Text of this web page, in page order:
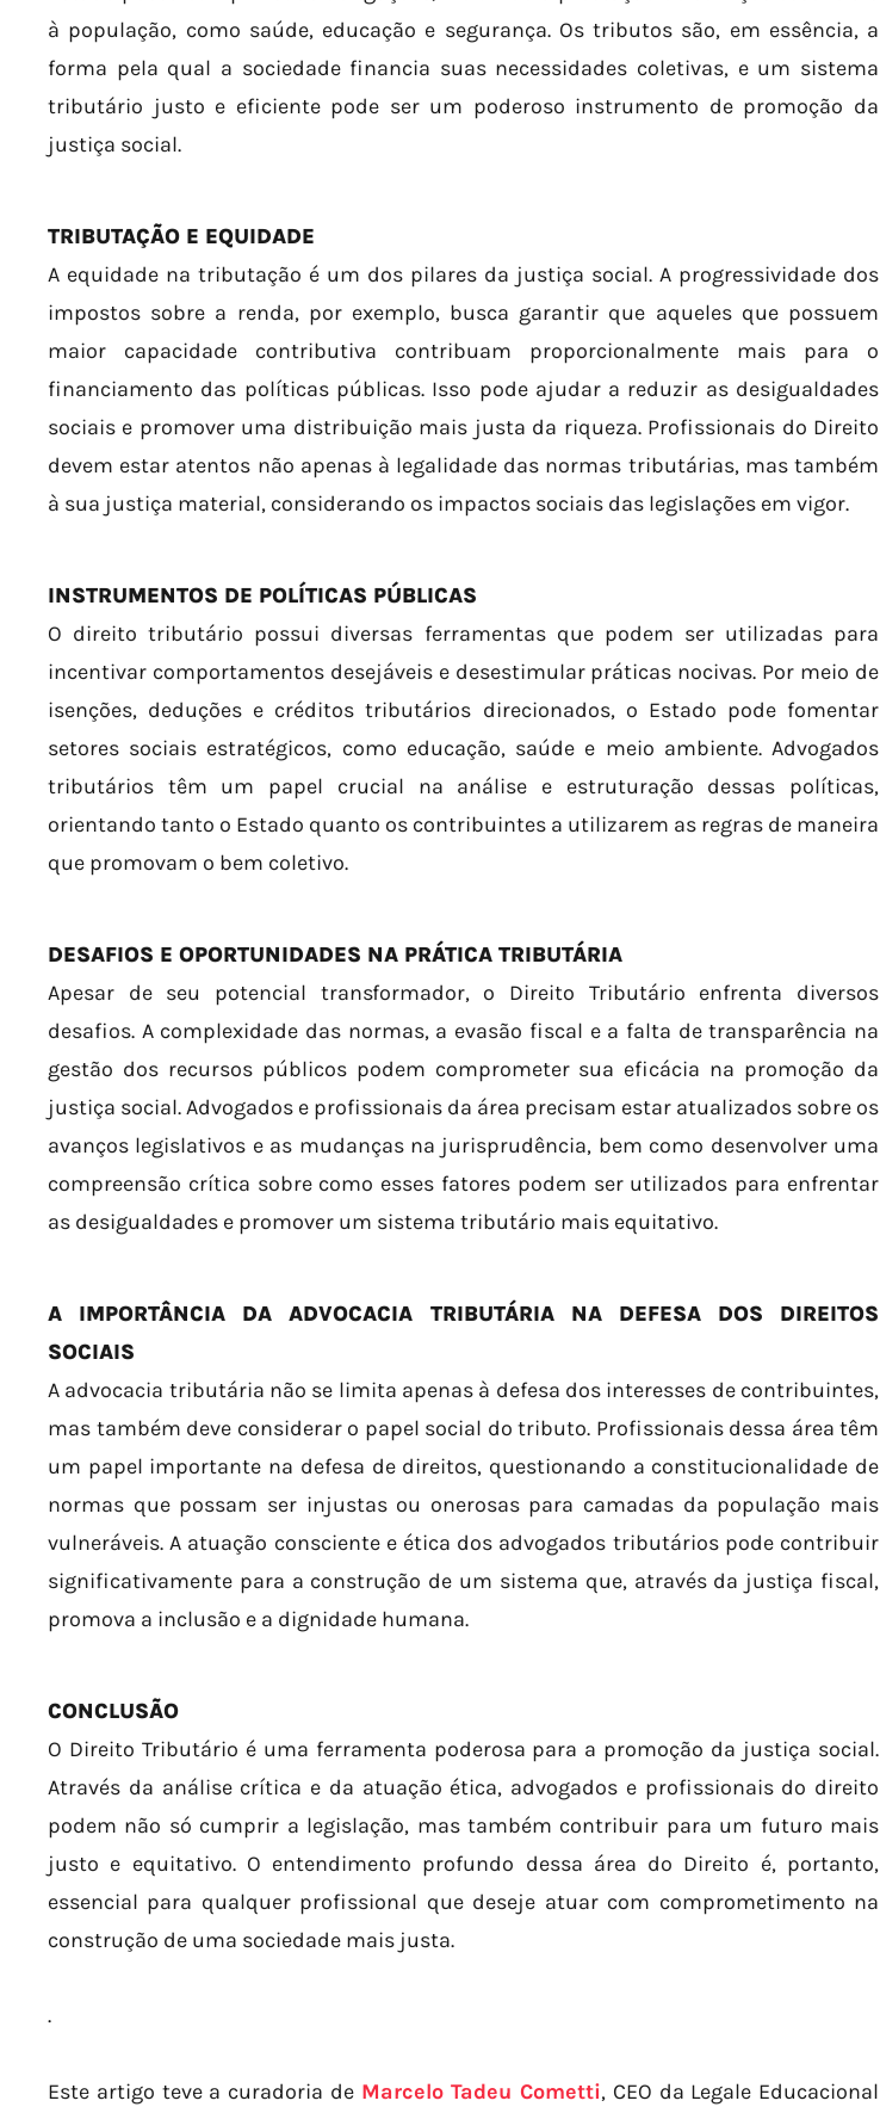
à população, como saúde, educação e segurança. Os tributos são, em essência, a
forma pela qual a sociedade financia suas necessidades coletivas, e um sistema
tributário justo e eficiente pode ser um poderoso instrumento de promoção da
justiça social.
TRIBUTAÇÃO E EQUIDADE
A equidade na tributação é um dos pilares da justiça social. A progressividade dos
impostos sobre a renda, por exemplo, busca garantir que aqueles que possuem
maior capacidade contributiva contribuam proporcionalmente mais para o
financiamento das políticas públicas. Isso pode ajudar a reduzir as desigualdades
sociais e promover uma distribuição mais justa da riqueza. Profissionais do Direito
devem estar atentos não apenas à legalidade das normas tributárias, mas também
à sua justiça material, considerando os impactos sociais das legislações em vigor.
INSTRUMENTOS DE POLÍTICAS PÚBLICAS
O direito tributário possui diversas ferramentas que podem ser utilizadas para
incentivar comportamentos desejáveis e desestimular práticas nocivas. Por meio de
isenções, deduções e créditos tributários direcionados, o Estado pode fomentar
setores sociais estratégicos, como educação, saúde e meio ambiente. Advogados
tributários têm um papel crucial na análise e estruturação dessas políticas,
orientando tanto o Estado quanto os contribuintes a utilizarem as regras de maneira
que promovam o bem coletivo.
DESAFIOS E OPORTUNIDADES NA PRÁTICA TRIBUTÁRIA
Apesar de seu potencial transformador, o Direito Tributário enfrenta diversos
desafios. A complexidade das normas, a evasão fiscal e a falta de transparência na
gestão dos recursos públicos podem comprometer sua eficácia na promoção da
justiça social. Advogados e profissionais da área precisam estar atualizados sobre os
avanços legislativos e as mudanças na jurisprudência, bem como desenvolver uma
compreensão crítica sobre como esses fatores podem ser utilizados para enfrentar
as desigualdades e promover um sistema tributário mais equitativo.
A IMPORTÂNCIA DA ADVOCACIA TRIBUTÁRIA NA DEFESA DOS DIREITOS
SOCIAIS
A advocacia tributária não se limita apenas à defesa dos interesses de contribuintes,
mas também deve considerar o papel social do tributo. Profissionais dessa área têm
um papel importante na defesa de direitos, questionando a constitucionalidade de
normas que possam ser injustas ou onerosas para camadas da população mais
vulneráveis. A atuação consciente e ética dos advogados tributários pode contribuir
significativamente para a construção de um sistema que, através da justiça fiscal,
promova a inclusão e a dignidade humana.
CONCLUSÃO
O Direito Tributário é uma ferramenta poderosa para a promoção da justiça social.
Através da análise crítica e da atuação ética, advogados e profissionais do direito
podem não só cumprir a legislação, mas também contribuir para um futuro mais
justo e equitativo. O entendimento profundo dessa área do Direito é, portanto,
essencial para qualquer profissional que deseje atuar com comprometimento na
construção de uma sociedade mais justa.
.
Este artigo teve a curadoria de Marcelo Tadeu Cometti, CEO da Legale Educacional